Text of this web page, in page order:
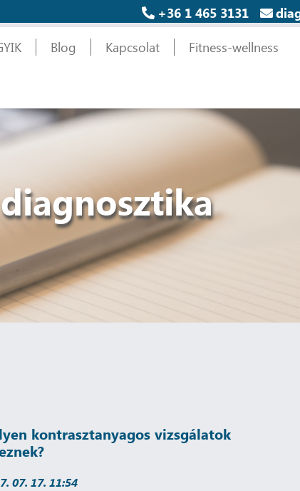
+36 1 465 3131
Blog Kapcsolat Fitness-wellness
kontrasztanyagos vizsgálatok
07. 17. 11:54